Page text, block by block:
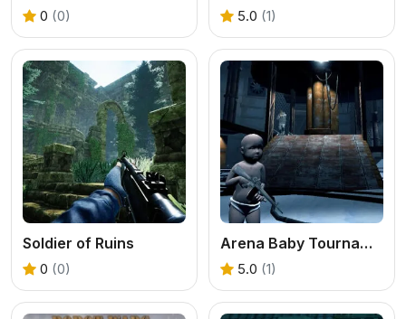
0 (0) 5.0 (1)
Soldier of Ruins
0 (0)
Arena Baby Tournament
5.0 (1)